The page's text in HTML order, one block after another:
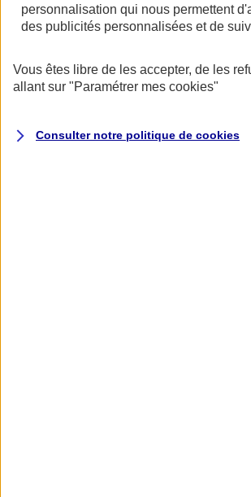
AXA Assurance
personnalisation qui nous permettent
des publicités personnalisées et de
Vous êtes libre de les accepter, de les
allant sur "Paramétrer mes cookies"
Consulter notre politique de cookies